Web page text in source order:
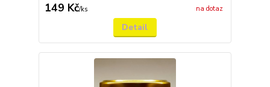
149 Kč/ks na dotaz
Detail